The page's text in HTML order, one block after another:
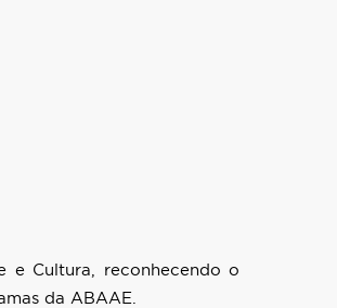
e Cultura, reconhecendo o
da ABAAE.